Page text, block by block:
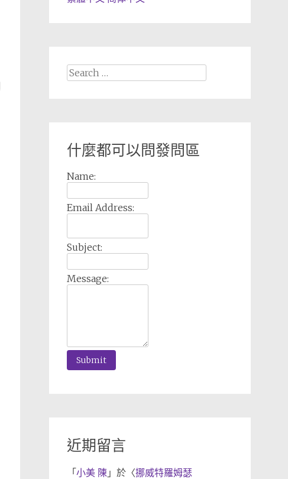
Search
for:
什麼都可以問發問區
Name:
Email Address:
Subject:
Message:
近期留言
「小美 陳 」於〈挪威特羅姆瑟